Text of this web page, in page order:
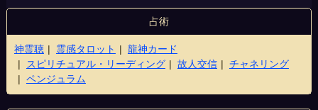
占術
神霊聴 霊感タロット
龍神カード
スピリチュアル・リーディング
故人交信
チャネリング
ペンジュラム